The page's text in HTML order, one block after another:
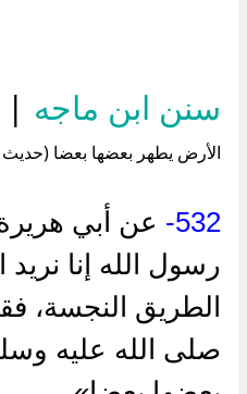
سنن ابن ماجه |
الأرض يطهر بعضها بعضا (حديث
532-
عن أبي
رسول الله إنا
الطريق النجسة،
صلى الله عليه